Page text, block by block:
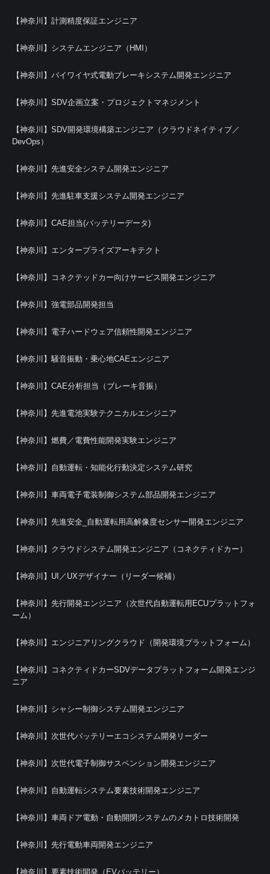
【神奈川】計測精度保証エンジニア
【神奈川】システムエンジニア（HMI）
【神奈川】バイワイヤ式電動ブレーキシステム開発エンジニア
【神奈川】SDV企画立案・プロジェクトマネジメント
【神奈川】SDV開発環境構築エンジニア（クラウドネイティブ／
DevOps）
【神奈川】先進安全システム開発エンジニア
【神奈川】先進駐車支援システム開発エンジニア
【神奈川】CAE担当(バッテリーデータ)
【神奈川】エンタープライズアーキテクト
【神奈川】コネクテッドカー向けサービス開発エンジニア
【神奈川】強電部品開発担当
【神奈川】電子ハードウェア信頼性開発エンジニア
【神奈川】騒音振動・乗心地CAEエンジニア
【神奈川】CAE分析担当（ブレーキ音振）
【神奈川】先進電池実験テクニカルエンジニア
【神奈川】燃費／電費性能開発実験エンジニア
【神奈川】自動運転・知能化行動決定システム研究
【神奈川】車両電子電装制御システム部品開発エンジニア
【神奈川】先進安全_自動運転用高解像度センサー開発エンジニア
【神奈川】クラウドシステム開発エンジニア（コネクティドカー）
【神奈川】UI／UXデザイナー（リーダー候補）
【神奈川】先行開発エンジニア（次世代自動運転用ECUプラットフォ
ーム）
【神奈川】エンジニアリングクラウド（開発環境プラットフォーム）
【神奈川】コネクティドカーSDVデータプラットフォーム開発エンジ
ニア
【神奈川】シャシー制御システム開発エンジニア
【神奈川】次世代バッテリーエコシステム開発リーダー
【神奈川】次世代電子制御サスペンション開発エンジニア
【神奈川】自動運転システム要素技術開発エンジニア
【神奈川】車両ドア電動・自動開閉システムのメカトロ技術開発
【神奈川】先行電動車両開発エンジニア
【神奈川】要素技術開発（EVバッテリー）